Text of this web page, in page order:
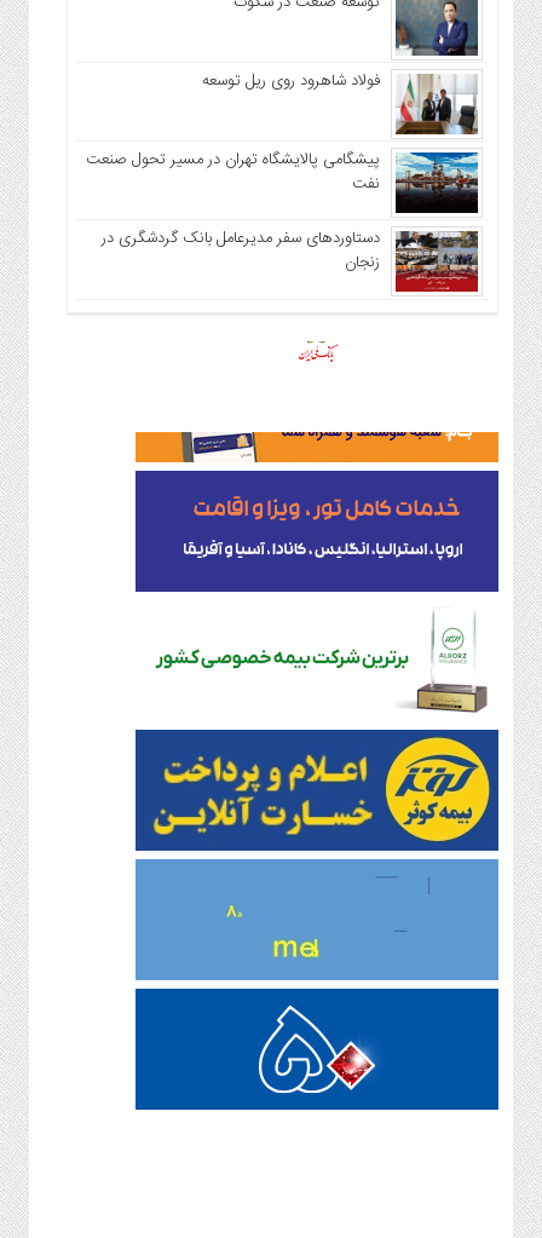
فولاد شاهرود روی ریل توسعه
پیشگامی پالایشگاه تهران در مسیر تحول صنعت
نفت
دستاوردهای سفر مدیرعامل بانک گردشگری در
زنجان